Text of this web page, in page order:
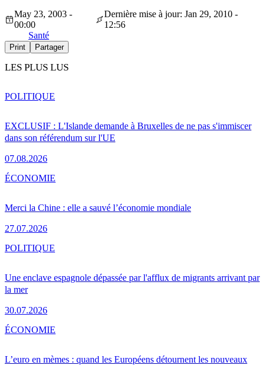
May 23, 2003 -
00:00
Dernière mise à jour: Jan 29, 2010 -
12:56
Santé
Print Partager
LES PLUS LUS
EXCLUSIF : L'Islande demande à Bruxelles de ne pas s'immiscer
dans son référendum sur l'UE
07.08.2026
POLITIQUE
Merci la Chine : elle a sauvé l’économie mondiale
27.07.2026
ÉCONOMIE
Une enclave espagnole dépassée par l'afflux de migrants arrivant par
la mer
30.07.2026
POLITIQUE
L’euro en mèmes : quand les Européens détournent les nouveaux
ÉCONOMIE